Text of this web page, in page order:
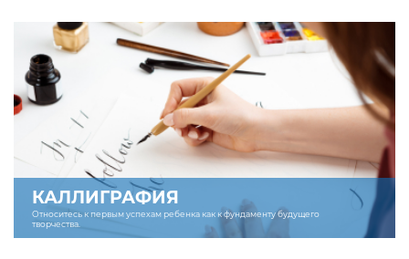
КАЛЛИГРАФИЯ
Относитесь к первым успехам ребенка как к фундаменту будущего
творчества.